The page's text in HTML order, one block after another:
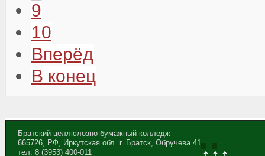
9
10
Вперёд
В конец
Братский целлюлозно-бумажный колледж
665726, РФ, Иркутская обл. г. Братск, Обручева 41
тел. 8 (3953) 400-011